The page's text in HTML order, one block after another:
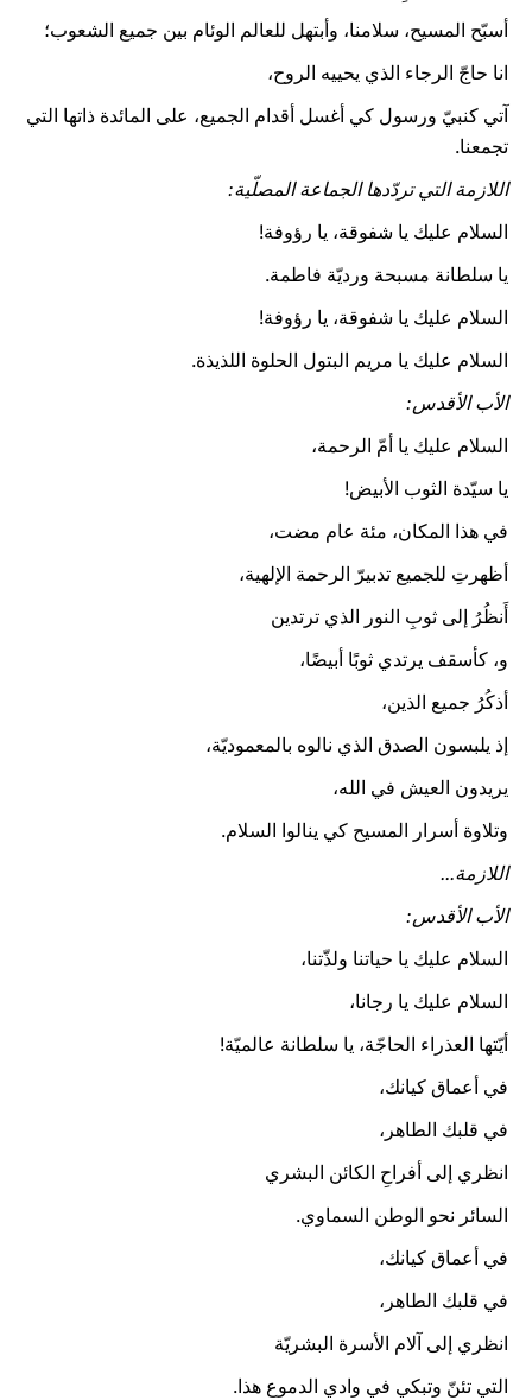
أسبّح المسيح، سلامنا، وأبتهل للعالم الوئام بين جميع الشعوب؛
انا حاجّ الرجاء الذي يحييه الروح،
آتي كنبيّ ورسول كي أغسل أقدام الجميع، على المائدة ذاتها التي
تجمعنا.
اللازمة التي تردّدها الجماعة المصلّية:
السلام عليك يا شفوقة، يا رؤوفة!
يا سلطانة مسبحة ورديّة فاطمة.
السلام عليك يا شفوقة، يا رؤوفة!
السلام عليك يا مريم البتول الحلوة اللذيذة.
الأب الأقدس:
السلام عليك يا أمّ الرحمة،
يا سيّدة الثوب الأبيض!
في هذا المكان، مئة عام مضت،
أظهرتِ للجميع تدبيرّ الرحمة الإلهية،
أَنظُرُ إلى ثوبِ النور الذي ترتدين
و، كأسقف يرتدي ثوبًا أبيضًا،
أذكُرُ جميع الذين،
إذ يلبسون الصدق الذي نالوه بالمعموديّة،
يريدون العيش في الله،
وتلاوة أسرار المسيح كي ينالوا السلام.
اللازمة...
الأب الأقدس:
السلام عليك يا حياتنا ولذّتنا،
السلام عليك يا رجانا،
أيّتها العذراء الحاجّة، يا سلطانة عالميّة!
في أعماق كيانك،
في قلبك الطاهر،
انظري إلى أفراحِ الكائن البشري
السائر نحو الوطن السماوي.
في أعماق كيانك،
في قلبك الطاهر،
انظري إلى آلام الأسرة البشريّة
التي تئنّ وتبكي في وادي الدموع هذا.